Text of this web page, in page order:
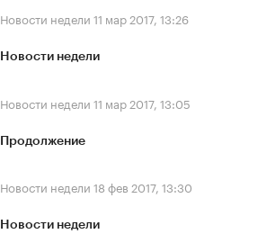
Новости недели 11 мар 2017, 13:26
Новости недели
Новости недели 11 мар 2017, 13:05
Продолжение
Новости недели 18 фев 2017, 13:30
Новости недели